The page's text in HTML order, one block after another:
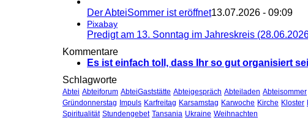
Der AbteiSommer ist eröffnet13.07.2026 - 09:09
Pixabay
Predigt am 13. Sonntag im Jahreskreis
Kommentare
Es ist einfach toll, dass Ihr so gut organisiert
Schlagworte
Abtei Abteiforum AbteiGaststätte Abteigespräch Abteiladen Abteisommer
Gründonnerstag Impuls Karfreitag Karsamstag Karwoche Kirche Kloster
Spiritualität Stundengebet Tansania Ukraine Weihnachten